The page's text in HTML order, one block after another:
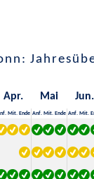
Apr. Mai Jun.
Mit. Ende Anf. Mit. Ende Anf. Mit.